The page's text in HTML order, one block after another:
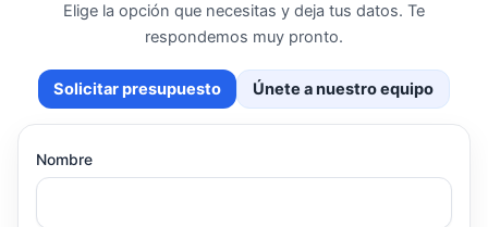
Elige la opción que necesitas y deja tus datos. Te
respondemos muy pronto.
Solicitar presupuesto Únete a nuestro equipo
Nombre